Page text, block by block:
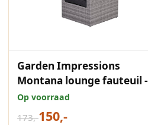
Garden Impressions
Montana lounge fauteuil -
organic grey - dark
antraciet
Op voorraad
173,-150,-